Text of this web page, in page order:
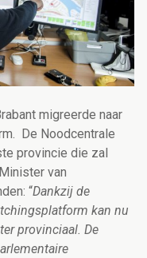
migreerde naar
De Noodcentrale
provincie die zal
van
“Dankzij de
kan nu
provinciaal. De